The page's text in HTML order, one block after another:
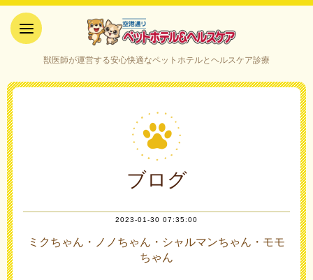
ケア｜山口県宇部市
獣医師が運営する安心快適なペットホテルとヘルスケア診療
ブログ
2023-01-30 07:35:00
ミクちゃん・ノノちゃん・シャルマンちゃん・モモ
ちゃん